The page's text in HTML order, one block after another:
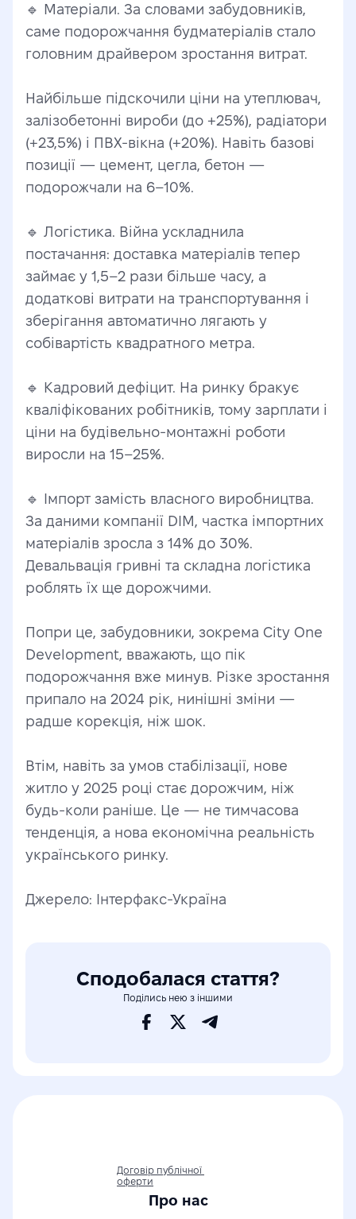
🔹 Матеріали. За словами забудовників,
саме подорожчання будматеріалів стало
головним драйвером зростання витрат.
Найбільше підскочили ціни на утеплювач,
залізобетонні вироби (до +25%), радіатори
(+23,5%) і ПВХ-вікна (+20%). Навіть базові
позиції — цемент, цегла, бетон —
подорожчали на 6–10%.
🔹 Логістика. Війна ускладнила
постачання: доставка матеріалів тепер
займає у 1,5–2 рази більше часу, а
додаткові витрати на транспортування і
зберігання автоматично лягають у
собівартість квадратного метра.
🔹 Кадровий дефіцит. На ринку бракує
кваліфікованих робітників, тому зарплати і
ціни на будівельно-монтажні роботи
виросли на 15–25%.
🔹 Імпорт замість власного виробництва.
За даними компанії DIM, частка імпортних
матеріалів зросла з 14% до 30%.
Девальвація гривні та складна логістика
роблять їх ще дорожчими.
Попри це, забудовники, зокрема City One
Development, вважають, що пік
подорожчання вже минув. Різке зростання
припало на 2024 рік, нинішні зміни —
радше корекція, ніж шок.
Втім, навіть за умов стабілізації, нове
житло у 2025 році стає дорожчим, ніж
будь-коли раніше. Це — не тимчасова
тенденція, а нова економічна реальність
українського ринку.
Джерело: Інтерфакс-Україна
Сподобалася стаття?
Поділись нею з іншими
Договір публічної
оферти
Про нас